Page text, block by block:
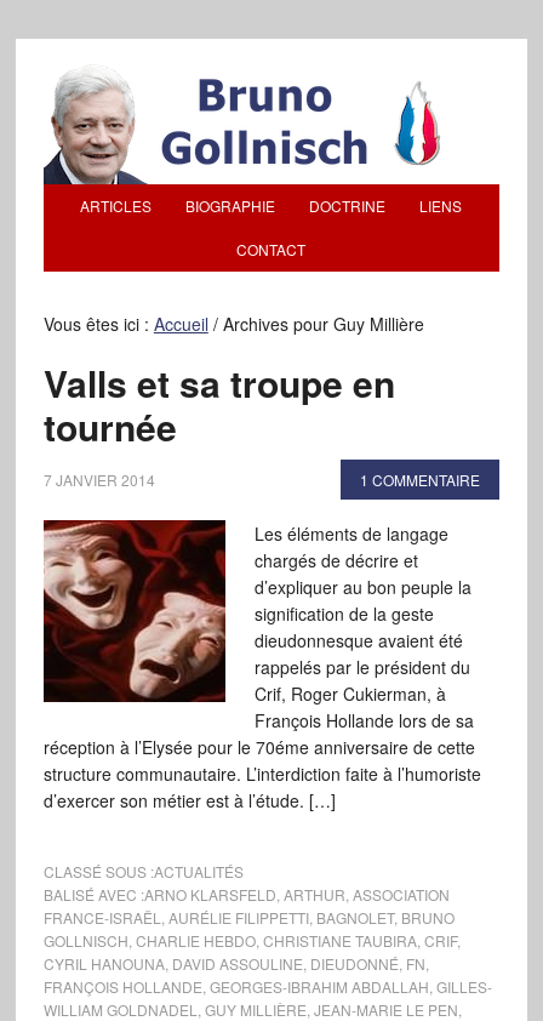
ARTICLES BIOGRAPHIE DOCTRINE LIENS
CONTACT
Vous êtes ici : Accueil /Archives pour Guy Millière
Valls et sa troupe en
tournée
7 JANVIER 2014 1 COMMENTAIRE
Les éléments de langage
chargés de décrire et
d’expliquer au bon peuple la
signification de la geste
dieudonnesque avaient été
rappelés par le président du
Crif, Roger Cukierman, à
François Hollande lors de sa
réception à l’Elysée pour le 70éme anniversaire de cette
structure communautaire. L’interdiction faite à l’humoriste
d’exercer son métier est à l’étude. […]
CLASSÉ SOUS :ACTUALITÉS
BALISÉ AVEC :ARNO KLARSFELD ARTHUR ASSOCIATION
FRANCE-ISRAËL
AURÉLIE FILIPPETTI, BAGNOLET, BRUNO
GOLLNISCH CHARLIE HEBDO, CHRISTIANE TAUBIRA, CRIF,
CYRIL HANOUNA, DAVID ASSOULINE DIEUDONNÉ FN
FRANÇOIS HOLLANDE GEORGES-IBRAHIM ABDALLAH GILLES-
WILLIAM GOLDNADEL
GUY MILLIÈRE JEAN-MARIE LE PEN